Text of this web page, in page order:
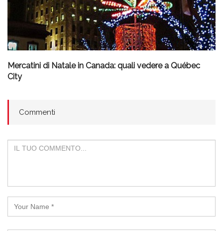
Mercatini di Natale in Canada: quali vedere a Québec
City
Commenti